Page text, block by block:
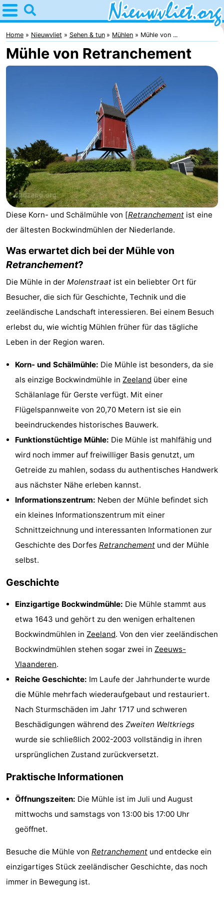
Home
Nieuwvliet
Tipps
Campingplätze
Ferienhäuser
-
Bad
-
Resort
Nieuwvliet-
De
Meulinge
-
EuroParcs
-
Hoogduin
Noordzee
Bad
-
Bad
Strand
Resort
Nieuwvliet-
Waterdunen
Zeebad
-
Zwinhoeve
Hotels
Strand
Denkmäler
Aussichtspunkte
Attraktionen
Rundfahrten
Indoor-
Spielplätze
Bowling
-
Minigolfplätze
Wellness-
Städte
Sport
Home Nieuwvliet Sehen & tun Mühlen Mühle von ...
Mühle von Retranchement
Diese Korn- und Schälmühle von [Retranchement ist eine
der ältesten Bockwindmühlen der Niederlande.
Was erwartet dich bei der Mühle von
Retranchement?
Die Mühle in der Molenstraat ist ein beliebter Ort für
Besucher, die sich für Geschichte, Technik und die
zeeländische Landschaft interessieren. Bei einem Besuch
erlebst du, wie wichtig Mühlen früher für das tägliche
Leben in der Region waren.
Korn- und Schälmühle: Die Mühle ist besonders, da sie
als einzige Bockwindmühle in Zeeland über eine
Schälanlage für Gerste verfügt. Mit einer
Flügelspannweite von 20,70 Metern ist sie ein
beeindruckendes historisches Bauwerk.
Funktionstüchtige Mühle: Die Mühle ist mahlfähig und
wird noch immer auf freiwilliger Basis genutzt, um
Getreide zu mahlen, sodass du authentisches Handwerk
aus nächster Nähe erleben kannst.
Informationszentrum: Neben der Mühle befindet sich
ein kleines Informationszentrum mit einer
Schnittzeichnung und interessanten Informationen zur
Geschichte des Dorfes Retranchement und der Mühle
selbst.
Geschichte
Einzigartige Bockwindmühle: Die Mühle stammt aus
etwa 1643 und gehört zu den wenigen erhaltenen
Bockwindmühlen in Zeeland. Von den vier zeeländischen
Bockwindmühlen stehen sogar zwei in Zeeuws-
Vlaanderen.
Reiche Geschichte: Im Laufe der Jahrhunderte wurde
die Mühle mehrfach wiederaufgebaut und restauriert.
Nach Sturmschäden im Jahr 1717 und schweren
Beschädigungen während des Zweiten Weltkriegs
wurde sie schließlich 2002-2003 vollständig in ihren
ursprünglichen Zustand zurückversetzt.
Praktische Informationen
Öffnungszeiten: Die Mühle ist im Juli und August
mittwochs und samstags von 13:00 bis 17:00 Uhr
geöffnet.
Besuche die Mühle von Retranchement und entdecke ein
einzigartiges Stück zeeländischer Geschichte, das noch
immer in Bewegung ist.